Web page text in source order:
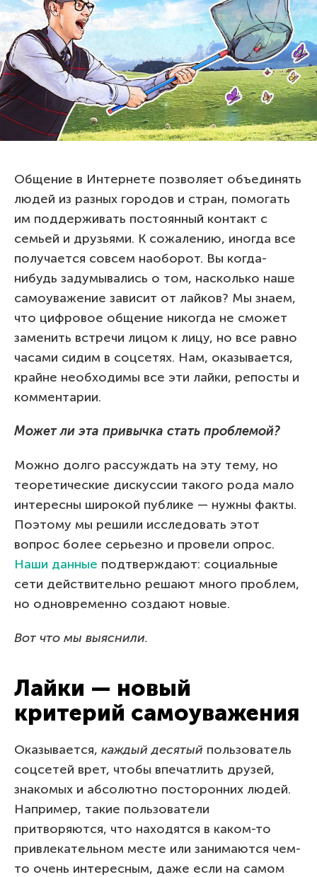
Общение в Интернете позволяет объединять
людей из разных городов и стран, помогать
им поддерживать постоянный контакт с
семьей и друзьями. К сожалению, иногда все
получается совсем наоборот. Вы когда-
нибудь задумывались о том, насколько наше
самоуважение зависит от лайков? Мы знаем,
что цифровое общение никогда не сможет
заменить встречи лицом к лицу, но все равно
часами сидим в соцсетях. Нам, оказывается,
крайне необходимы все эти лайки, репосты и
комментарии.
Может ли эта привычка стать проблемой?
Можно долго рассуждать на эту тему, но
теоретические дискуссии такого рода мало
интересны широкой публике — нужны факты.
Поэтому мы решили исследовать этот
вопрос более серьезно и провели опрос.
Наши данные подтверждают: социальные
сети действительно решают много проблем,
но одновременно создают новые.
Вот что мы выяснили.
Лайки — новый
критерий самоуважения
Оказывается, каждый десятый пользователь
соцсетей врет, чтобы впечатлить друзей,
знакомых и абсолютно посторонних людей.
Например, такие пользователи
притворяются, что находятся в каком-то
привлекательном месте или занимаются чем-
то очень интересным, даже если на самом